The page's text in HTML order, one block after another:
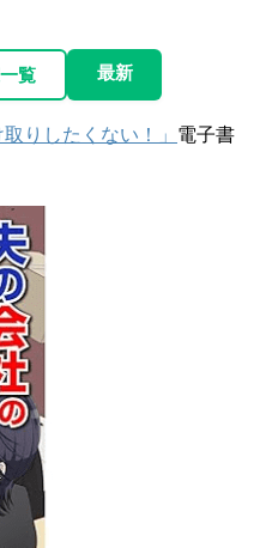
覧 最新
りしたくない！」 電子書